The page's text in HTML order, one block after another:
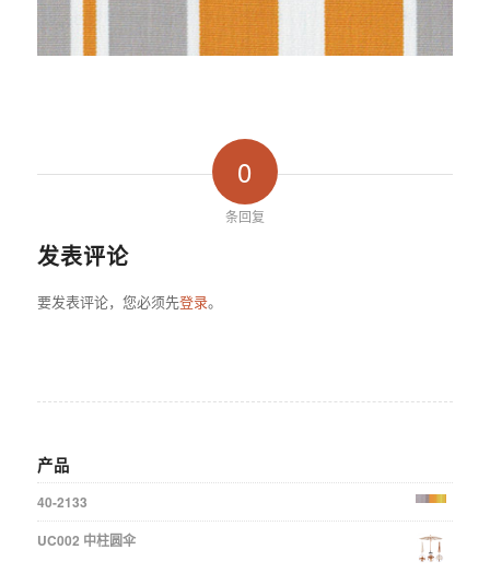
0
条回复
发表评论
要发表评论，您必须先登录。
产品
40-2133
UC002 中柱圆伞